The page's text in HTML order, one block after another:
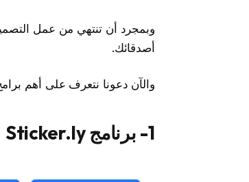
وبمجرد أن تنتهي من عمل
أصدقائك.
والآن دعونا نتعرف على أهم
1- برنامج Sticker.ly